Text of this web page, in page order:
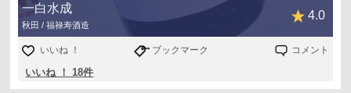
一白水成
秋田 / 福禄寿酒造
4.0
いいね ！ ブックマーク コメント
いいね ！ 18件